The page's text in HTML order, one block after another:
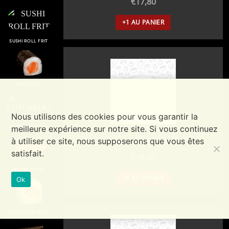
SUSHI ROLL FRIT
FUTOMAKI ROLL
+1 AU PANIER
H2. Chirashi ichi
Nous utilisons des cookies pour vous garantir la
meilleure expérience sur notre site. Si vous continuez
à utiliser ce site, nous supposerons que vous êtes
satisfait.
Ok